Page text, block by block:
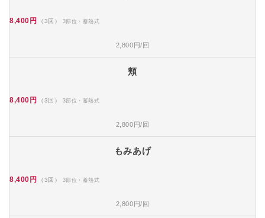
8,400円 （3回） 3部位・蓄熱式
2,800円/回
頬
8,400円 （3回） 3部位・蓄熱式
2,800円/回
もみあげ
8,400円 （3回） 3部位・蓄熱式
2,800円/回